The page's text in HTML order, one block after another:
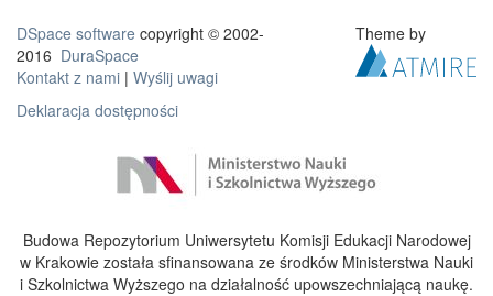
DSpace software copyright © 2002-
2016 DuraSpace
Kontakt z nami | Wyślij uwagi
Deklaracja dostępności
Theme by
Budowa Repozytorium Uniwersytetu Komisji Edukacji Narodowej
w Krakowie została sfinansowana ze środków Ministerstwa Nauki
i Szkolnictwa Wyższego na działalność upowszechniającą naukę.